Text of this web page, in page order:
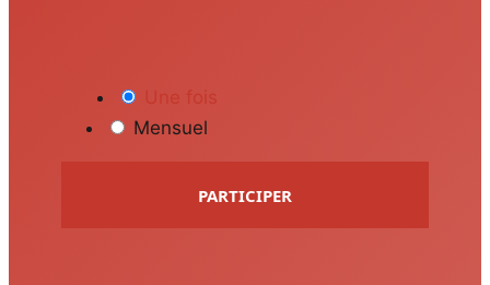
Mensuel
PARTICIPER